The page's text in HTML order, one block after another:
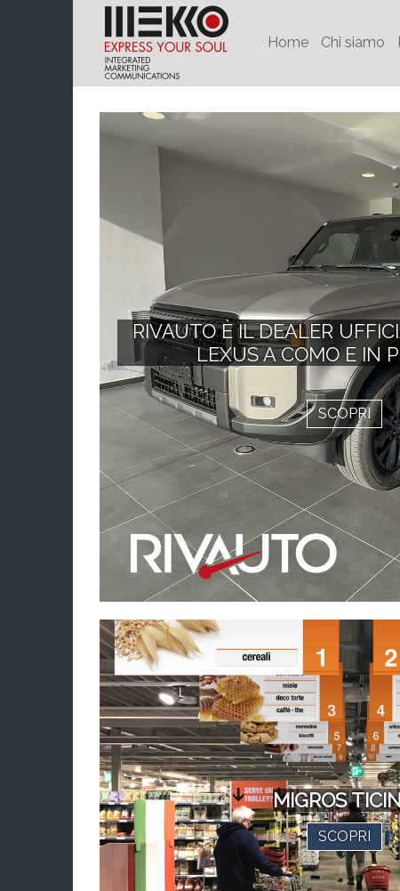
Home Chi siamo
RIVAUTO È IL DEALER
LEXUS A COMO E IN
SCOPRI
MIGROS
SCOPRI